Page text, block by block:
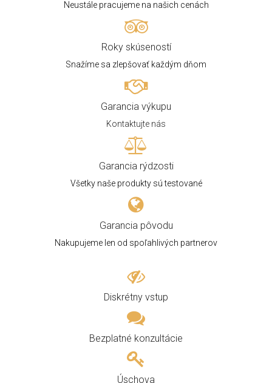
Neustále pracujeme na našich cenách
Roky skúseností
Snažíme sa zlepšovať každým dňom
Garancia výkupu
Kontaktujte nás
Garancia rýdzosti
Všetky naše produkty sú testované
Garancia pôvodu
Nakupujeme len od spoľahlivých partnerov
Diskrétny vstup
Bezplatné konzultácie
Úschova